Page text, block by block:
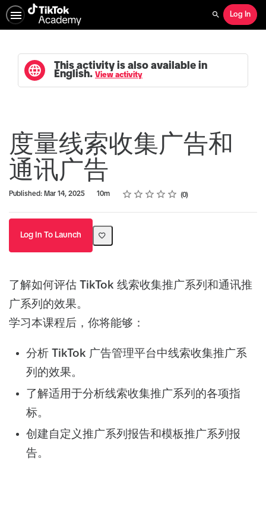
Search
Log In
This activity is also available in
English. View activity
度量线索收集广告和
通讯广告
Published: Mar 14, 2025
Duration 10m Rating
1 star
2 stars
3 stars
4 stars
5 stars
Average rating: 0 0
No reviews
Log In To Launch
了解如何评估 TikTok 线索收集推广系列和通讯推
广系列的效果。
学习本课程后，你将能够：
分析 TikTok 广告管理平台中线索收集推广系
列的效果。
了解适用于分析线索收集推广系列的各项指
标。
创建自定义推广系列报告和模板推广系列报
告。